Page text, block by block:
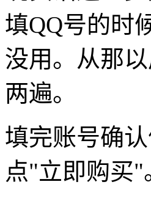
填QQ号的时
没用。从那
两遍。
填完账号确
点"立即购买"